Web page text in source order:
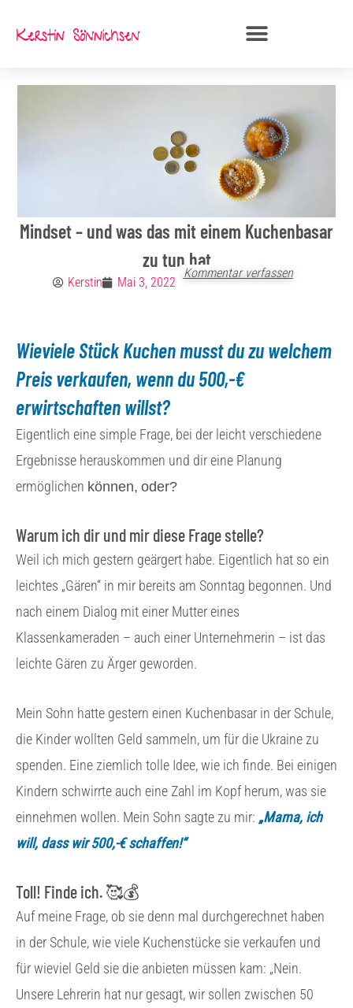
Inhalt
Mindset – und was das mit einem Kuchenbasar
zu tun hat
Kerstin Mai 3, 2022
Kommentar verfassen
Wieviele Stück Kuchen musst du zu welchem
Preis verkaufen, wenn du 500,-€
erwirtschaften willst?
Eigentlich eine simple Frage, bei der leicht verschiedene
Ergebnisse herauskommen und dir eine Planung
ermöglichen können, oder?
Warum ich dir und mir diese Frage stelle?
Weil ich mich gestern geärgert habe. Eigentlich hat so ein
leichtes „Gären“ in mir bereits am Sonntag begonnen. Und
nach einem Dialog mit einer Mutter eines
Klassenkameraden – auch einer Unternehmerin – ist das
leichte Gären zu Ärger geworden.
Mein Sohn hatte gestern einen Kuchenbasar in der Schule,
die Kinder wollten Geld sammeln, um für die Ukraine zu
spenden. Eine ziemlich tolle Idee, wie ich finde. Bei einigen
Kindern schwirrte auch eine Zahl im Kopf herum, was sie
einnehmen wollen. Mein Sohn sagte zu mir: „Mama, ich
will, dass wir 500,-€ schaffen!“
Toll! Finde ich. 🥰💰
Auf meine Frage, ob sie denn mal durchgerechnet haben
in der Schule, wie viele Kuchenstücke sie verkaufen und
für wieviel Geld sie die anbieten müssen kam: „Nein.
Unsere Lehrerin hat nur gesagt, wir sollen zwischen 50